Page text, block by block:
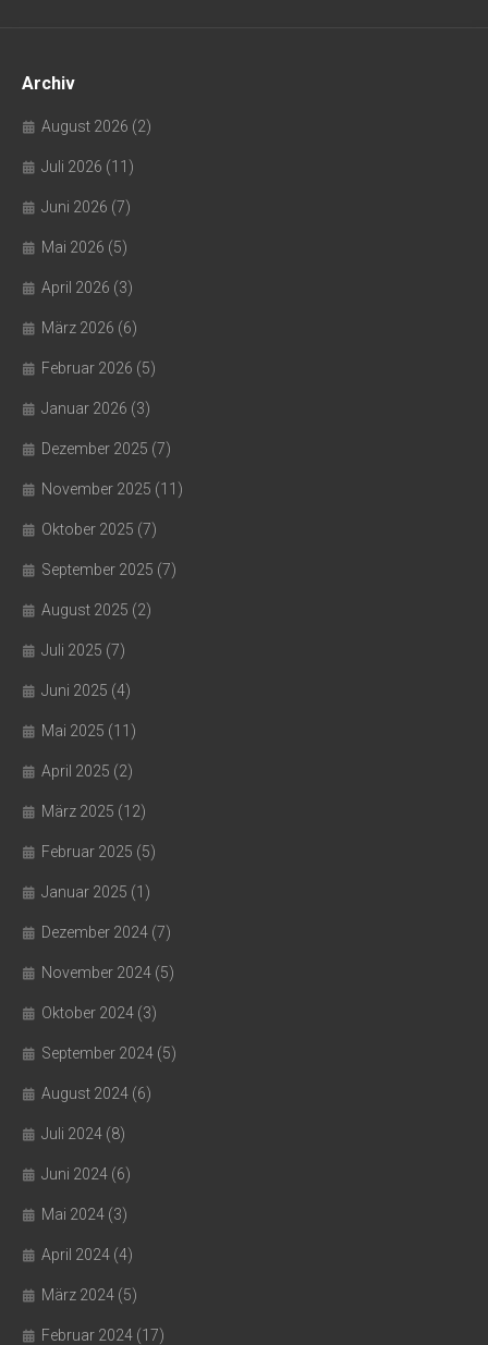
Archiv
August 2026 (2)
Juli 2026 (11)
Juni 2026 (7)
Mai 2026 (5)
April 2026 (3)
März 2026 (6)
Februar 2026 (5)
Januar 2026 (3)
Dezember 2025 (7)
November 2025 (11)
Oktober 2025 (7)
September 2025 (7)
August 2025 (2)
Juli 2025 (7)
Juni 2025 (4)
Mai 2025 (11)
April 2025 (2)
März 2025 (12)
Februar 2025 (5)
Januar 2025 (1)
Dezember 2024 (7)
November 2024 (5)
Oktober 2024 (3)
September 2024 (5)
August 2024 (6)
Juli 2024 (8)
Juni 2024 (6)
Mai 2024 (3)
April 2024 (4)
März 2024 (5)
Februar 2024 (17)